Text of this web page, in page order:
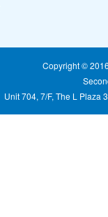
Copyright ©
Unit 704, 7/F, The L Plaza